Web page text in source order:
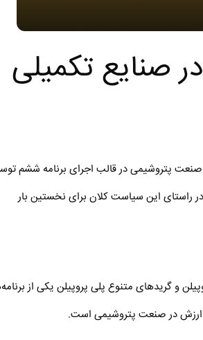
صنایع تکمیلی
پتروشیمی در قالب اجرای برنامه ششم
راستای این سیاست کلان برای نخستین بار
و گریدهای متنوع پلی پروپیلن یکی از
ارزش در صنعت پتروشیمی است.